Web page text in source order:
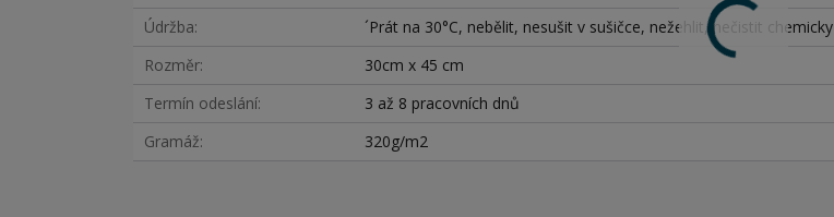
Údržba
´Prát na 30°C, nebělit, nesušit v sušičce, nežehlit, nečistit chemicky
Rozměr
30cm x 45 cm
Termín odeslání
3 až 8 pracovních dnů
Gramáž
320g/m2